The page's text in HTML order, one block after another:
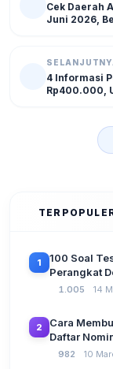
Cek Daerah
Juni 2026,
4 Informasi
Rp400.000,
1
100 Soal
Perangkat
Terbaru
CAT
Desa No. 3
2024
1.005 14
2
Cara
Daftar
Siltap di
982 10